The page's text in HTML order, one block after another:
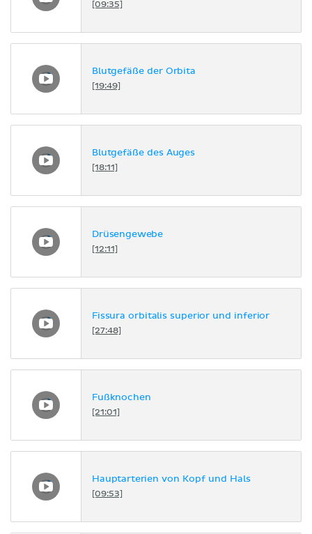
[09:35]
Blutgefäße der Orbita
[19:49]
Blutgefäße des Auges
[18:11]
Drüsengewebe
[12:11]
Fissura orbitalis superior und inferior
[27:48]
Fußknochen
[21:01]
Hauptarterien von Kopf und Hals
[09:53]